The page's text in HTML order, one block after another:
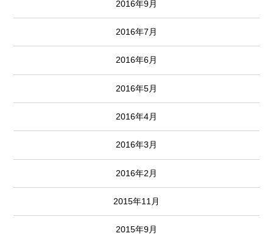
2016年9月
2016年7月
2016年6月
2016年5月
2016年4月
2016年3月
2016年2月
2015年11月
2015年9月